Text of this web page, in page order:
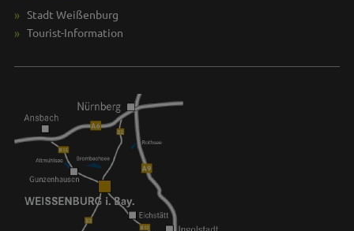
Stadt Weißenburg
Tourist-Information